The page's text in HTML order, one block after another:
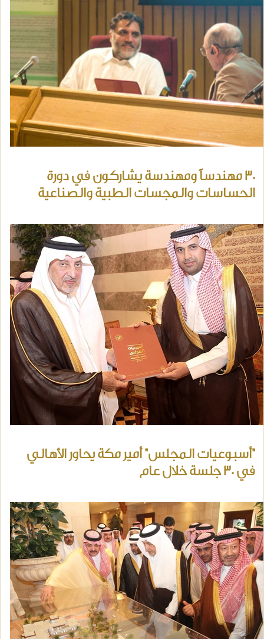
30 مهندساً ومهندسة يشاركون في دورة
الحساسات والمجسات الطبية والصناعية
"أسبوعيات المجلس" أمير مكة يحاور الأهالي
في 30 جلسة خلال عام